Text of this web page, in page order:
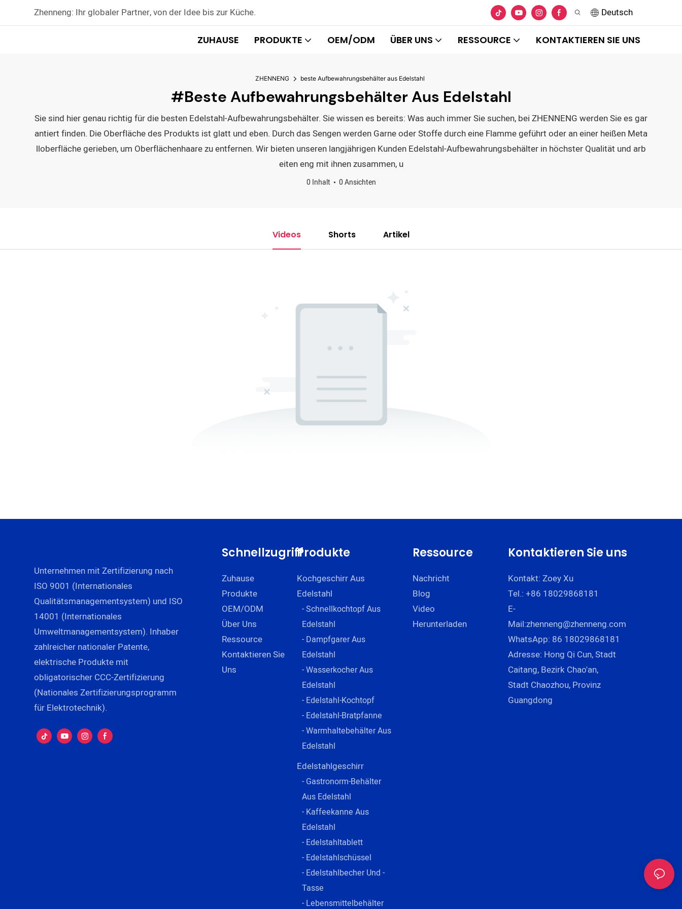
Zhenneng: Ihr globaler Partner, von der Idee bis zur Küche. Deutsch
ZUHAUSE PRODUKTE OEM/ODM ÜBER UNS RESSOURCE KONTAKTIEREN SIE UNS
ZHENNENG beste Aufbewahrungsbehälter aus Edelstahl
#beste Aufbewahrungsbehälter Aus Edelstahl
Sie sind hier genau richtig für die besten Edelstahl-Aufbewahrungsbehälter. Sie wissen es bereits: Was auch immer Sie suchen, bei ZHENNENG werden Sie es gar
antiert finden. Die Oberfläche des Produkts ist glatt und eben. Durch das Sengen werden Garne oder Stoffe durch eine Flamme geführt oder an einer heißen Meta
lloberfläche gerieben, um Oberflächenhaare zu entfernen. Wir bieten unseren langjährigen Kunden Edelstahl-Aufbewahrungsbehälter in höchster Qualität und arb
eiten eng mit ihnen zusammen, u
0 Inhalt 0 Ansichten
Videos Shorts Artikel
Unternehmen mit Zertifizierung nach
ISO 9001 (Internationales
Qualitätsmanagementsystem) und ISO
14001 (Internationales
Umweltmanagementsystem). Inhaber
zahlreicher nationaler Patente,
elektrische Produkte mit
obligatorischer CCC-Zertifizierung
(Nationales Zertifizierungsprogramm
für Elektrotechnik).
Schnellzugriff
Zuhause
Produkte
OEM/ODM
Über Uns
Ressource
Kontaktieren Sie
Uns
Produkte
Kochgeschirr Aus
Edelstahl
- Schnellkochtopf Aus
Edelstahl
- Dampfgarer Aus
Edelstahl
- Wasserkocher Aus
Edelstahl
- Edelstahl-Kochtopf
- Edelstahl-Bratpfanne
- Warmhaltebehälter Aus
Edelstahl
Edelstahlgeschirr
- Gastronorm-Behälter
Aus Edelstahl
- Kaffeekanne Aus
Edelstahl
- Edelstahltablett
- Edelstahlschüssel
- Edelstahlbecher Und -
Tasse
- Lebensmittelbehälter
Ressource
Nachricht
Blog
Video
Herunterladen
Kontaktieren Sie uns
Kontakt: Zoey Xu
Tel.: +86 18029868181
E-
Mail:zhenneng@zhenneng.com
WhatsApp: 86 18029868181
Adresse: Hong Qi Cun, Stadt
Caitang, Bezirk Chao'an,
Stadt Chaozhou, Provinz
Guangdong